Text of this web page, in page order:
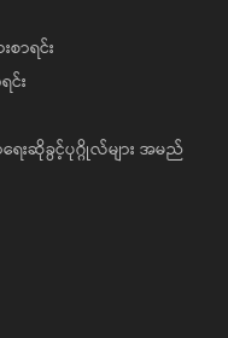
ာရင်း
း
ေးဆိုခွင့်ပုဂ္ဂိုလ်များ အမည်